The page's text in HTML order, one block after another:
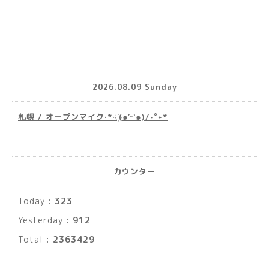
2026.08.09 Sunday
札幌 / オープンマイク·*· ҉(๑′ᵕ‵๑)/‧˚︎˖*
カウンター
Today : 323
Yesterday : 912
Total : 2363429